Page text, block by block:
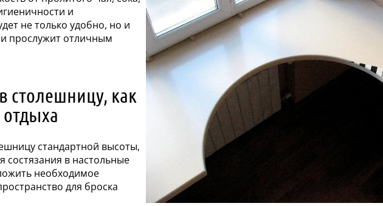
и
не только удобно, но и
прослужит отличным
столешницу, как
отдыха
стандартной высоты,
состязания в настольные
необходимое
для броска